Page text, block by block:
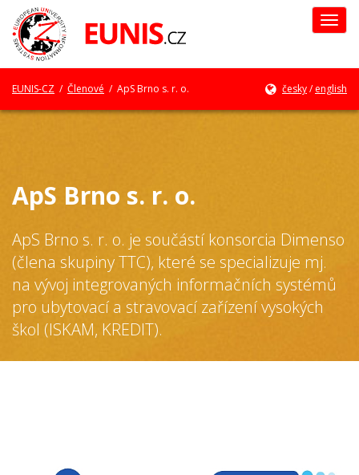
EUNIS-CZ / Členové / ApS Brno s. r. o. česky/english
ApS Brno s. r. o.
ApS Brno s. r. o. je součástí konsorcia Dimenso
(člena skupiny TTC), které se specializuje mj.
na vývoj integrovaných informačních systémů
pro ubytovací a stravovací zařízení vysokých
škol (ISKAM, KREDIT).